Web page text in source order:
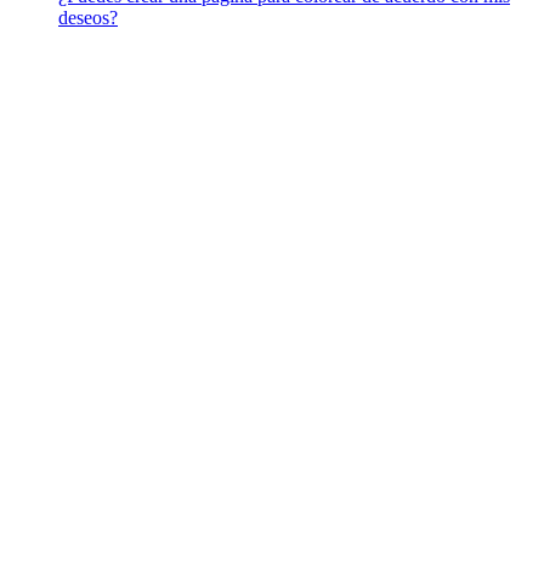
deseos?